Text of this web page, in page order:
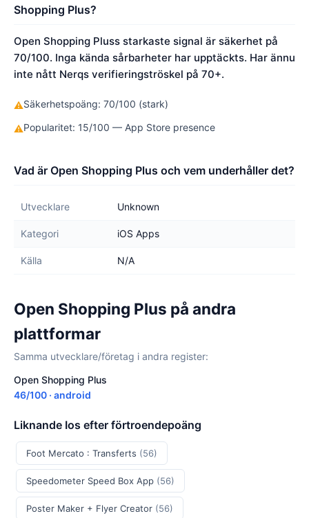
Shopping Plus?
Open Shopping Pluss starkaste signal är säkerhet på
70/100. Inga kända sårbarheter har upptäckts. Har ännu
inte nått Nerqs verifieringströskel på 70+.
⚠Säkerhetspoäng: 70/100 (stark)
⚠Popularitet: 15/100 — App Store presence
Vad är Open Shopping Plus och vem underhåller det?
Utvecklare Unknown
Kategori iOS Apps
Källa N/A
Open Shopping Plus på andra
plattformar
Samma utvecklare/företag i andra register:
Open Shopping Plus
46/100 · android
Liknande Ios efter förtroendepoäng
Foot Mercato : Transferts (56)
Speedometer Speed Box App (56)
Poster Maker + Flyer Creator (56)